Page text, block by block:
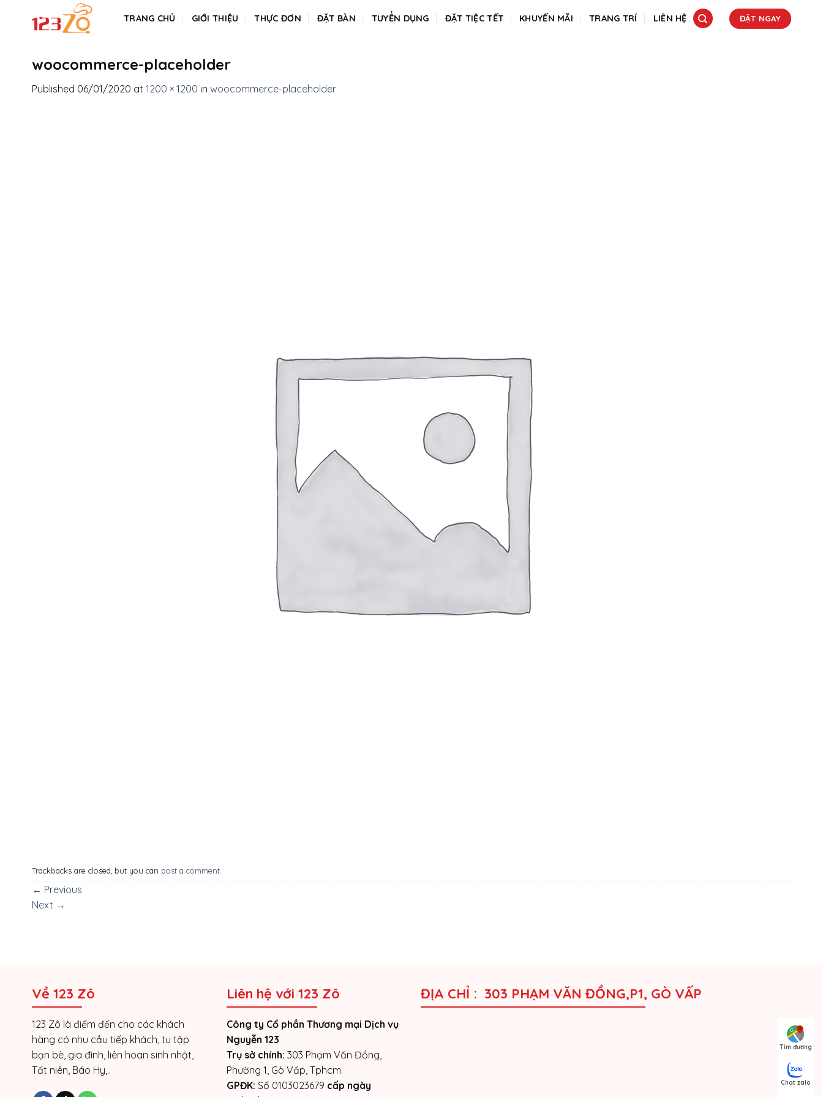
TRANG CHỦ GIỚI THIỆU THỰC ĐƠN ĐẶT BÀN TUYỂN DỤNG ĐẶT TIỆC TẾT KHUYẾN MÃI TRANG TRÍ LIÊN HỆ ĐẶT NGAY
woocommerce-placeholder
Published 06/01/2020 at 1200 × 1200 in woocommerce-placeholder
Trackbacks are closed, but you can post a comment.
← Previous
Next →
Về 123 Zô
123 Zô là điểm đến cho các khách
hàng có nhu cầu tiếp khách, tụ tập
bạn bè, gia đình, liên hoan sinh nhật,
Tất niên, Báo Hy,..
Liên hệ với 123 Zô
Công ty Cổ phần Thương mại Dịch vụ
Nguyễn 123
Trụ sở chính: 303 Phạm Văn Đồng,
Phường 1, Gò Vấp, Tphcm.
GPĐK: Số 0103023679 cấp ngày
ĐỊA CHỈ : 303 PHẠM VĂN ĐỒNG,P1, GÒ VẤP
Tìm đường
Chat zalo